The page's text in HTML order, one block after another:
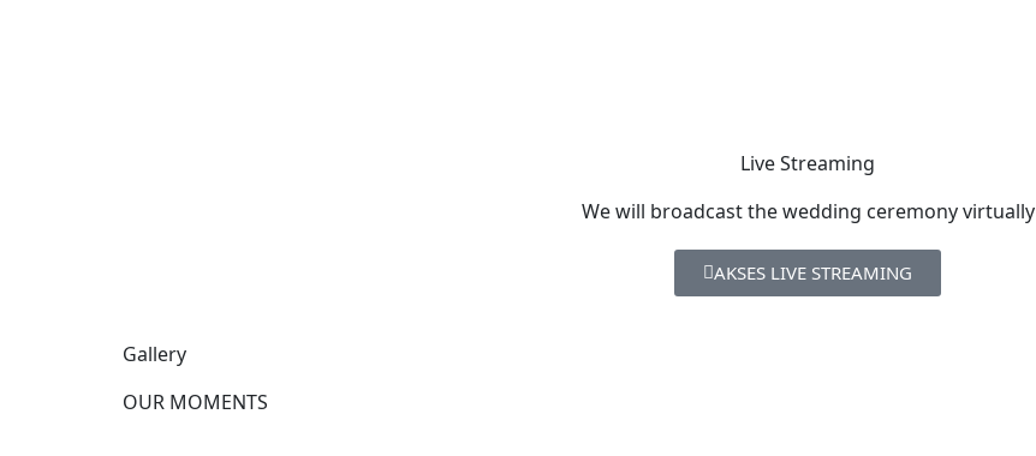
Live Streaming
We will broadcast the wedding ceremony virtually
AKSES LIVE STREAMING
Gallery
OUR MOMENTS